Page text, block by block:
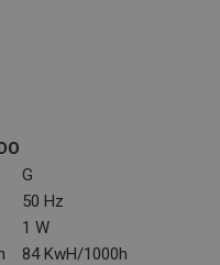
G
50 Hz
1 W
84 KwH/1000h